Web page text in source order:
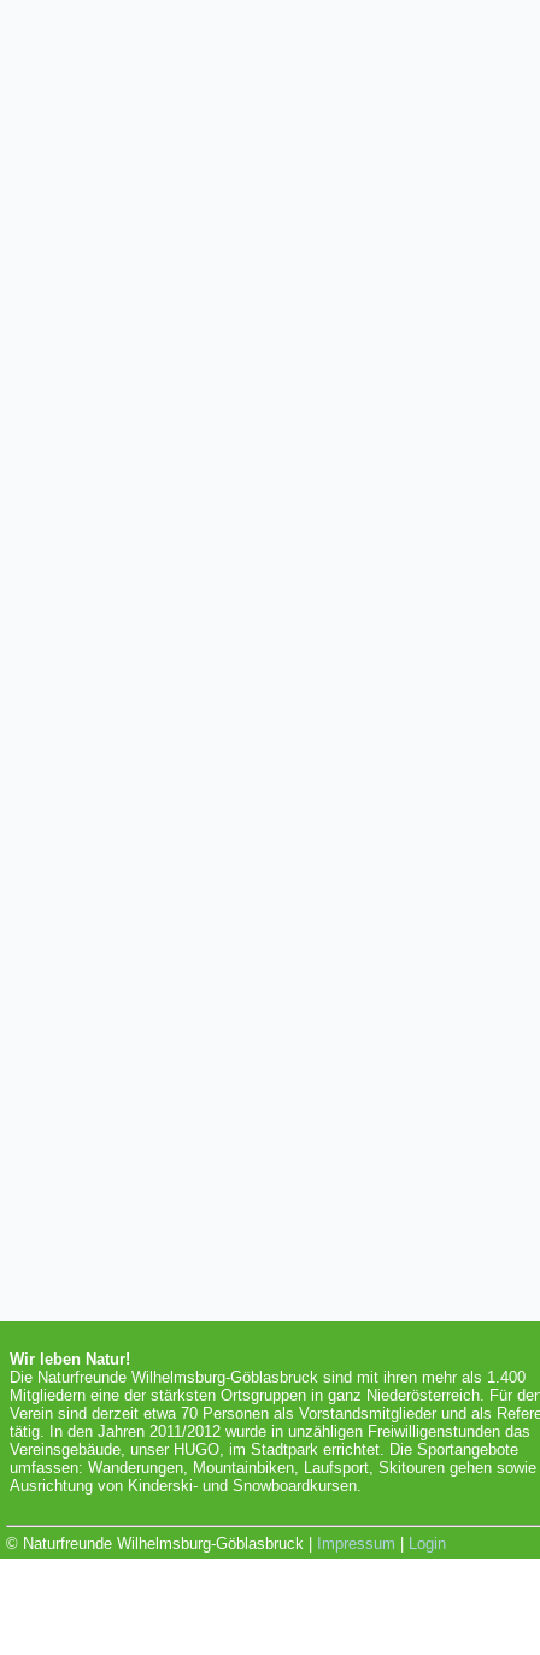
Wir leben Natur!
Die Naturfreunde Wilhelmsburg-Göblasbruck sind mit ihren mehr als 1.400
Mitgliedern eine der stärksten Ortsgruppen in ganz Niederösterreich. Für
Verein sind derzeit etwa 70 Personen als Vorstandsmitglieder und als
tätig. In den Jahren 2011/2012 wurde in unzähligen Freiwilligenstunden das
Vereinsgebäude, unser HUGO, im Stadtpark errichtet. Die Sportangebote
umfassen: Wanderungen, Mountainbiken, Laufsport, Skitouren gehen sowie
Ausrichtung von Kinderski- und Snowboardkursen.
© Naturfreunde Wilhelmsburg-Göblasbruck | Impressum Login